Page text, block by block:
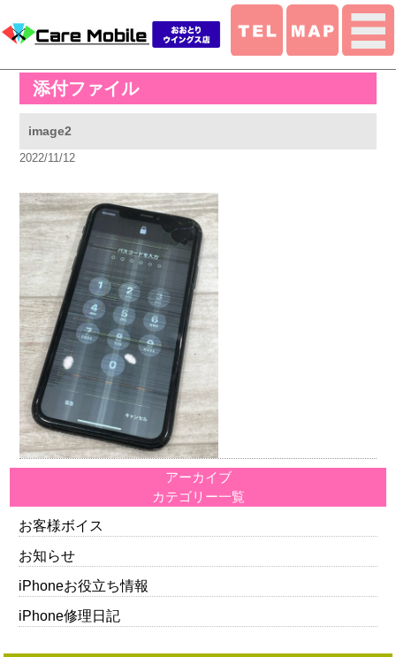
添付ファイル
image2
2022/11/12
アーカイブ
カテゴリー一覧
お客様ボイス
お知らせ
iPhoneお役立ち情報
iPhone修理日記